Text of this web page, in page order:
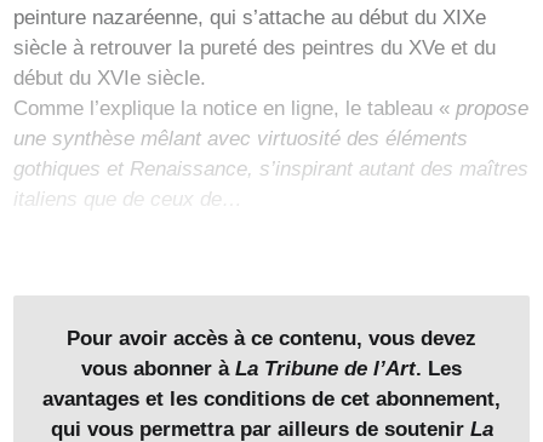
peinture nazaréenne, qui s’attache au début du XIXe
siècle à retrouver la pureté des peintres du XVe et du
début du XVIe siècle.
Comme l’explique la notice en ligne, le tableau «propose
une synthèse mêlant avec virtuosité des éléments
gothiques et Renaissance, s’inspirant autant des maîtres
italiens que de ceux de…
Pour avoir accès à ce contenu, vous devez
vous abonner à La Tribune de l’Art. Les
avantages et les conditions de cet abonnement,
qui vous permettra par ailleurs de soutenir La